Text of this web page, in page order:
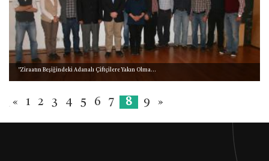
''Ziraatın Beşiğindeki Adanalı Çiftçilere Yakın Olma...
« 1 2 3 4 5 6 7 8 9 »